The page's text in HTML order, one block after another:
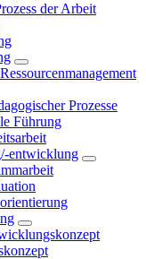
der Arbeit
Prozesse
Führung
entwicklung